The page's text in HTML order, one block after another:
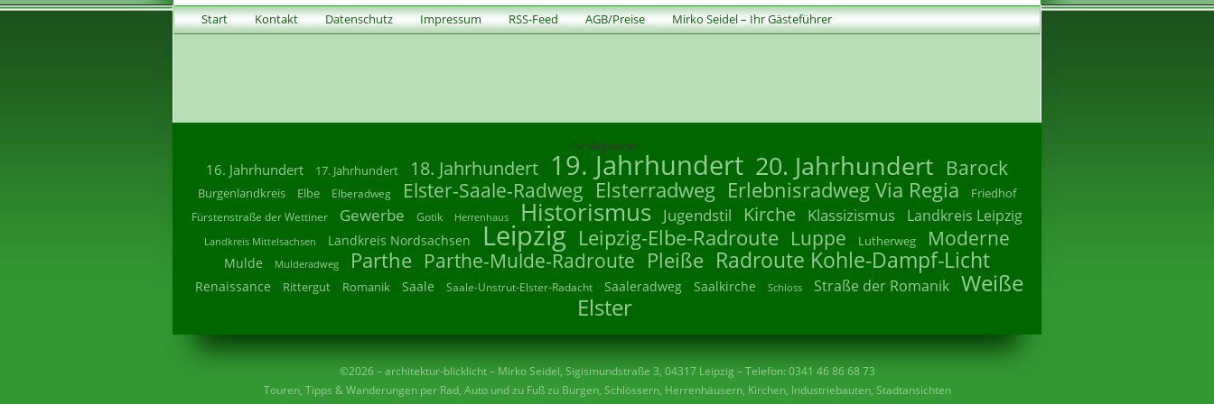
Start Kontakt Datenschutz Impressum RSS-Feed AGB/Preise Mirko Seidel – Ihr Gästeführer
Schlagwörter
16. Jahrhundert 17. Jahrhundert 18. Jahrhundert 19. Jahrhundert 20. Jahrhundert Barock
Burgenlandkreis Elbe Elberadweg Elster-Saale-Radweg Elsterradweg Erlebnisradweg Via Regia Friedhof
Fürstenstraße der Wettiner Gewerbe Gotik Herrenhaus Historismus Jugendstil Kirche Klassizismus Landkreis Leipzig
Landkreis Mittelsachsen Landkreis Nordsachsen Leipzig Leipzig-Elbe-Radroute Luppe Lutherweg Moderne
Mulde Mulderadweg Parthe Parthe-Mulde-Radroute Pleiße Radroute Kohle-Dampf-Licht
Renaissance Rittergut Romanik Saale Saale-Unstrut-Elster-Radacht Saaleradweg Saalkirche Schloss Straße der Romanik Weiße
Elster
©2026 – architektur-blicklicht – Mirko Seidel, Sigismundstraße 3, 04317 Leipzig – Telefon: 0341 46 86 68 73
Touren, Tipps & Wanderungen per Rad, Auto und zu Fuß zu Burgen, Schlössern, Herrenhäusern, Kirchen, Industriebauten, Stadtansichten